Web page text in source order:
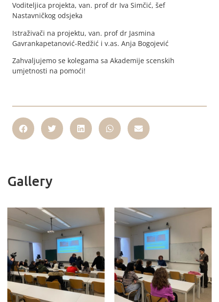
Voditeljica projekta, van. prof dr Iva Simčić, šef
Nastavničkog odsjeka
Istraživači na projektu, van. prof dr Jasmina
Gavrankapetanović-Redžić i v.as. Anja Bogojević
Zahvaljujemo se kolegama sa Akademije scenskih
umjetnosti na pomoći!
Gallery